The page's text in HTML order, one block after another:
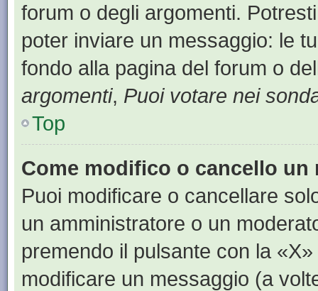
forum o degli argomenti.
poter inviare un messaggio: le
fondo alla pagina del forum o
argomenti, Puoi votare nei
Top
Come modifico o cancello un
Puoi modificare o cancellare
un amministratore o un
premendo il pulsante con la
modificare un messaggio (a